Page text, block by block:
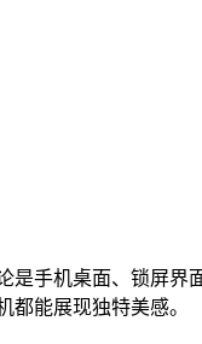
手机桌面、锁屏
能展现独特美感。